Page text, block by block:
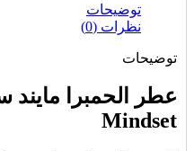
توضیحات
نظرات (0)
توضیحات
Mindset